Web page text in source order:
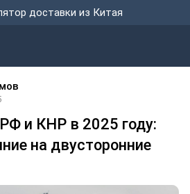
доставки из Китая
и КНР в 2025 году:
на двусторонние